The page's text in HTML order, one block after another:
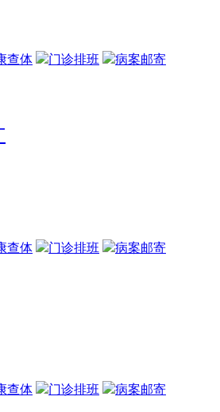
查体 门诊排班 病案邮寄
查体 门诊排班 病案邮寄
查体 门诊排班 病案邮寄